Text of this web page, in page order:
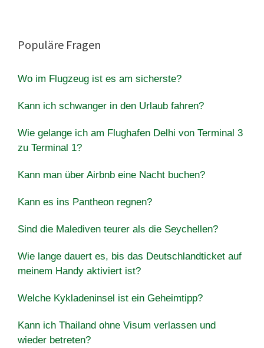
Populäre Fragen
Wo im Flugzeug ist es am sicherste?
Kann ich schwanger in den Urlaub fahren?
Wie gelange ich am Flughafen Delhi von Terminal 3
zu Terminal 1?
Kann man über Airbnb eine Nacht buchen?
Kann es ins Pantheon regnen?
Sind die Malediven teurer als die Seychellen?
Wie lange dauert es, bis das Deutschlandticket auf
meinem Handy aktiviert ist?
Welche Kykladeninsel ist ein Geheimtipp?
Kann ich Thailand ohne Visum verlassen und
wieder betreten?